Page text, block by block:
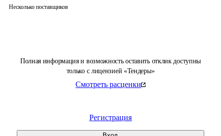
Полная информация и возможность оставить отклик доступны
только с лицензией «Тендеры»
Смотреть расценки
Регистрация
Несколько поставщиков